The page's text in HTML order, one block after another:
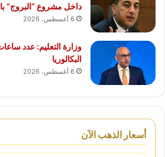
داخل مشروع “البروج”
6 أغسطس، 2026
وزارة التعليم: عدد
البكالوريا
6 أغسطس، 2026
أسعار الذهب الآن